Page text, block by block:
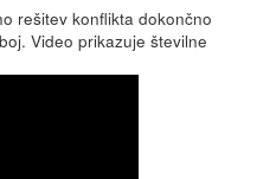
rešitev konflikta dokončno
Video prikazuje številne